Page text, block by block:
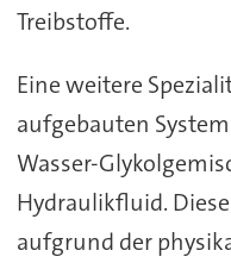
Treibstoffe.
Eine weitere
aufgebauten
Wasser-
Hydraulikfluid.
aufgrund der